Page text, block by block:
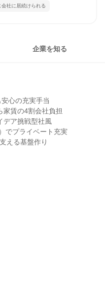
会社に居続けられる
企業を知る
心の充実手当
家賃の4割会社負担
デア挑戦型社風
でプライベート充実
える基盤作り